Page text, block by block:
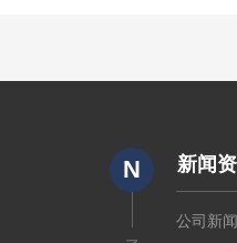
N 新闻
公司新